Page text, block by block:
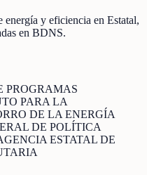
energía y eficiencia en Estatal,
en BDNS.
PROGRAMAS
PARA LA
DE LA ENERGÍA
DE POLÍTICA
ESTATAL DE